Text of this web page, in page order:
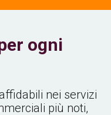
ogni
nei servizi
più noti,